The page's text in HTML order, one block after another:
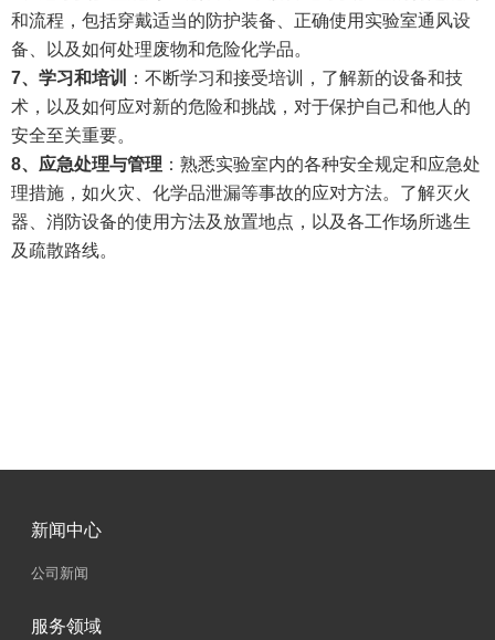
和流程，包括穿戴适当的防护装备、正确使用 实验室通风设
备、以及如何处理废物和危险化学品。
7、 学习和培训
：不断学习和接受培训，了解新的设备和技
术，以及如何应对新的危险和挑战，对于保护自己和他人的
安全至关重要。
8、 应急处理与管理 ：熟悉实验室内的各种安全规定和应急处
理措施，如火灾、化学品泄漏等事故的应对方法。了解灭火
器、消防设备的使用方法及放置地点，以及各工作场所逃生
及疏散路线。
新闻中心
公司新闻
服务领域